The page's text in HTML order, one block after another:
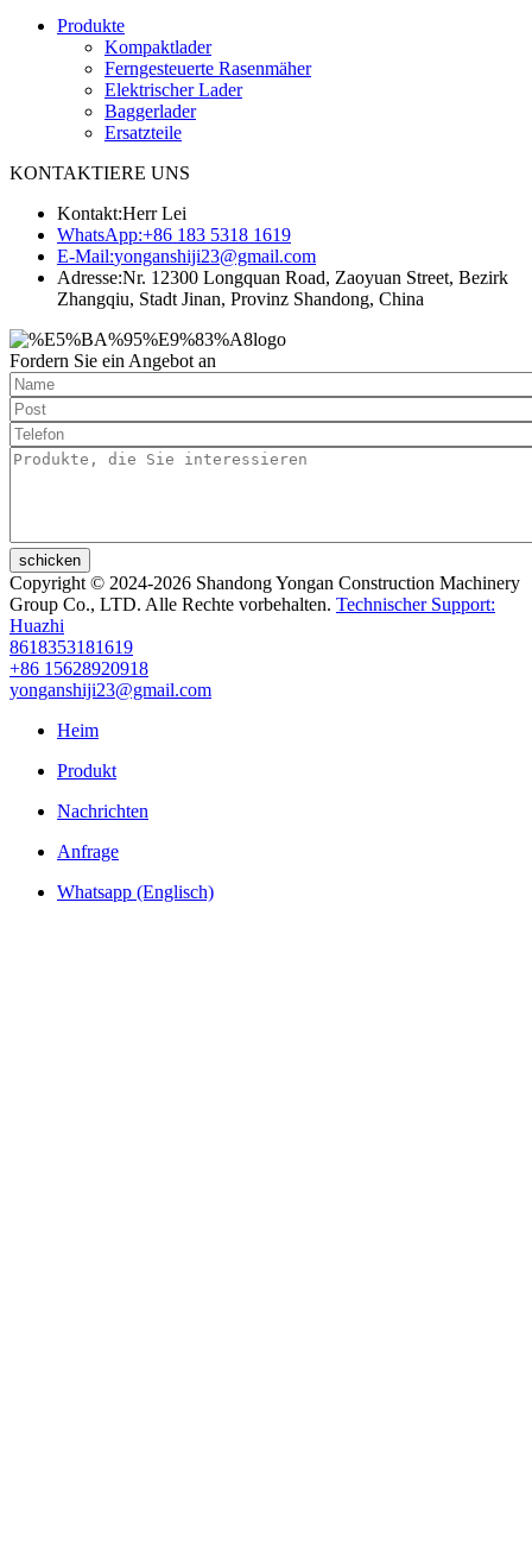
Produkte
Kompaktlader
Ferngesteuerte Rasenmäher
Elektrischer Lader
Baggerlader
Ersatzteile
KONTAKTIERE UNS
Kontakt:Herr Lei
WhatsApp:+86 183 5318 1619
E-Mail:yonganshiji23@gmail.com
Adresse:Nr. 12300 Longquan Road, Zaoyuan Street, Bezirk
Zhangqiu, Stadt Jinan, Provinz Shandong, China
Fordern Sie ein Angebot an
schicken
Copyright © 2024-2026 Shandong Yongan Construction Machinery
Group Co., LTD. Alle Rechte vorbehalten. Technischer Support:
Huazhi
8618353181619
+86 15628920918
yonganshiji23@gmail.com
Heim
Produkt
Nachrichten
Anfrage
Whatsapp (Englisch)